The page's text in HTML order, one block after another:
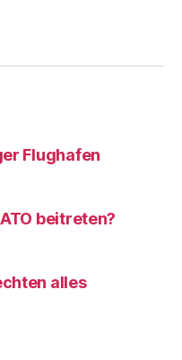
Flughafen
beitreten?
alles